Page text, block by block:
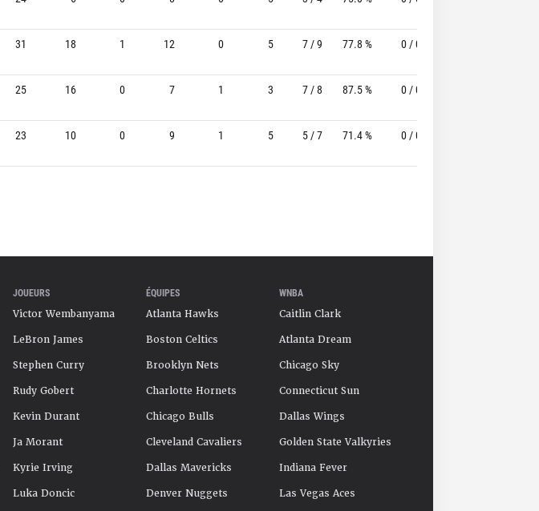
31 18 1 12 0 5 7 / 9 77.8 % 0 / 0
25 16 0 7 1 3 7 / 8 87.5 % 0 / 0
23 10 0 9 1 5 5 / 7 71.4 % 0 / 0
JOUEURS
Victor Wembanyama
LeBron James
Stephen Curry
Rudy Gobert
Kevin Durant
Ja Morant
Kyrie Irving
Luka Doncic
ÉQUIPES
Atlanta Hawks
Boston Celtics
Brooklyn Nets
Charlotte Hornets
Chicago Bulls
Cleveland Cavaliers
Dallas Mavericks
Denver Nuggets
WNBA
Caitlin Clark
Atlanta Dream
Chicago Sky
Connecticut Sun
Dallas Wings
Golden State Valkyries
Indiana Fever
Las Vegas Aces